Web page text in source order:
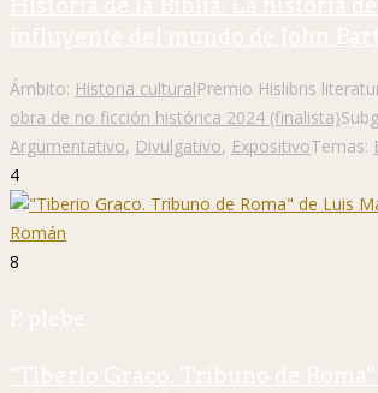
Historia de la Biblia. La historia
influyente del mundo de John
Ámbito: Historia culturalPremio Hislibris
obra de no ficción histórica 2024 (finalista)
Argumentativo, Divulgativo, ExpositivoTemas:
4
8
P. plebe
"Tiberio Graco. Tribuno de Roma"